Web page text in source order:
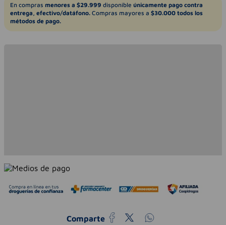
En compras menores a $29.999 disponible únicamente pago contra
entrega, efectivo/datáfono. Compras mayores a $30.000 todos los
métodos de pago.
Comparte